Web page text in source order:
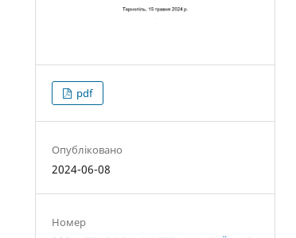
pdf
Опубліковано
2024-06-08
Номер